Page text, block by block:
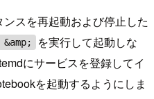
スを再起動および停止した
を実行して起動しな
にサービスを登録してイ
を起動するようにしま